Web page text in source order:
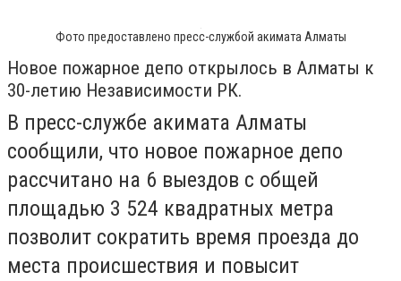
Фото предоставлено пресс-службой акимата Алматы
Новое пожарное депо открылось в Алматы к
30-летию Независимости РК.
В пресс-службе акимата Алматы
сообщили, что новое пожарное депо
рассчитано на 6 выездов с общей
площадью 3 524 квадратных метра
позволит сократить время проезда до
места происшествия и повысит